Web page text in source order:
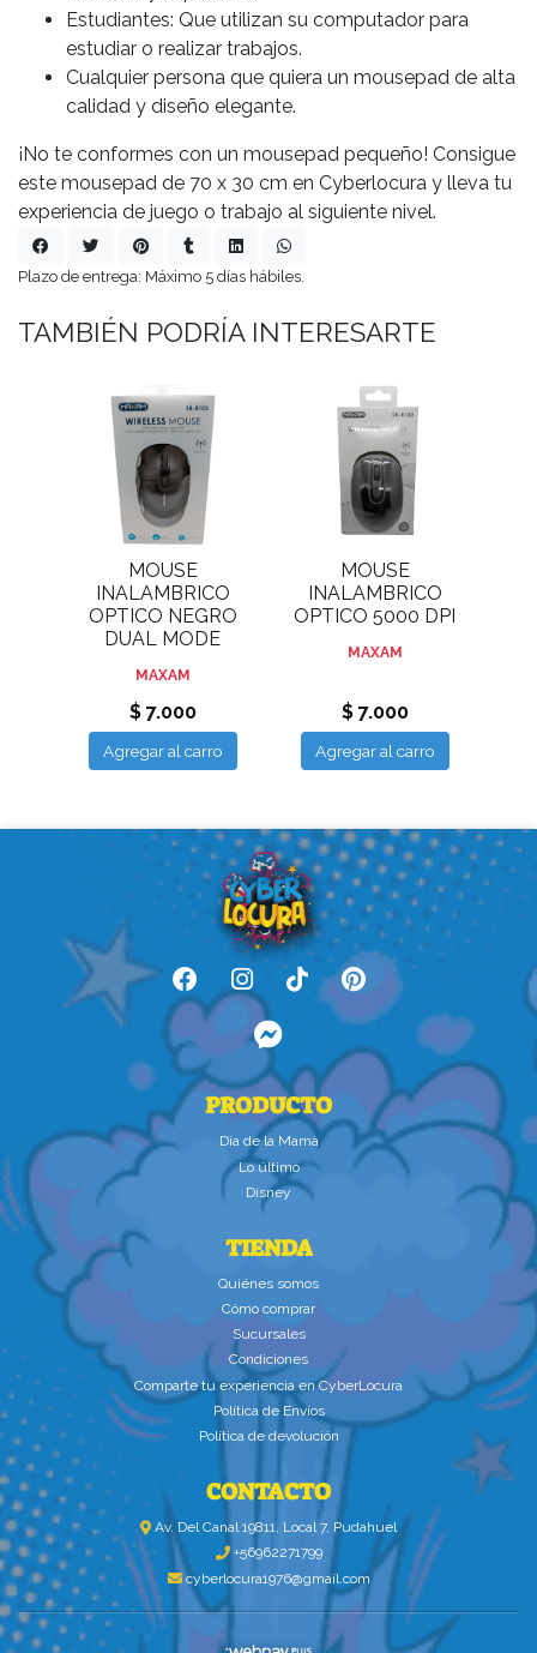
Estudiantes: Que utilizan su computador para
estudiar o realizar trabajos.
Cualquier persona que quiera un mousepad de alta
calidad y diseño elegante.
¡No te conformes con un mousepad pequeño! Consigue
este mousepad de 70 x 30 cm en Cyberlocura y lleva tu
experiencia de juego o trabajo al siguiente nivel.
Plazo de entrega: Máximo 5 días hábiles.
TAMBIÉN PODRÍA INTERESARTE
MOUSE
INALAMBRICO
OPTICO NEGRO
DUAL MODE
MAXAM
$ 7.000
Agregar al carro
MOUSE
INALAMBRICO
OPTICO 5000 DPI
MAXAM
$ 7.000
Agregar al carro
PRODUCTO
Dìa de la Mamà
Lo último
Disney
TIENDA
Quiénes somos
Cómo comprar
Sucursales
Condiciones
Comparte tu experiencia en CyberLocura
Política de Envíos
Política de devolución
CONTACTO
Av. Del Canal 19811, Local 7, Pudahuel
+56962271799
cyberlocura1976@gmail.com